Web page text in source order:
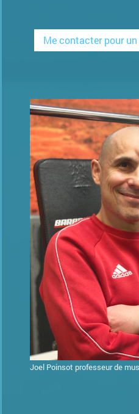
Me contacter pour
Joel Poinsot professeur de